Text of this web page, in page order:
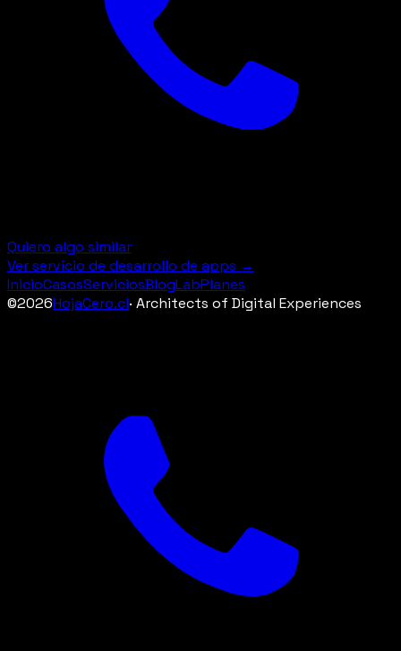
Quiero algo similar
Ver servicio de desarrollo de apps →
InicioCasosServiciosBlogLabPlanes
©2026HojaCero.cl· Architects of Digital Experiences